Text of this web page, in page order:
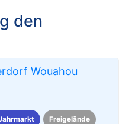
den
Wouahou
Freigelände